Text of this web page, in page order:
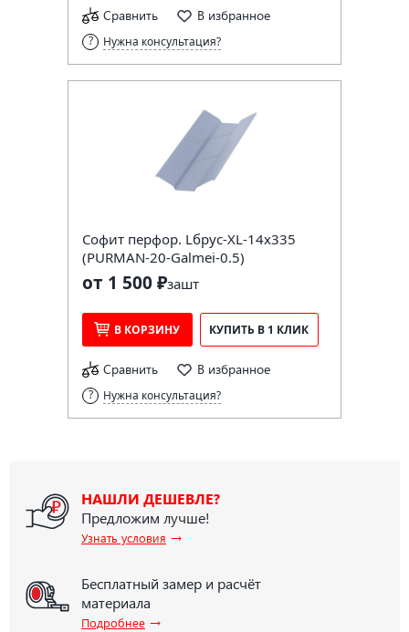
Сравнить В избранное
Нужна консультация?
Софит перфор. Lбрус-XL-14х335
(PURMAN-20-Galmei-0.5)
от 1 500 ₽зашт
В КОРЗИНУ КУПИТЬ В 1 КЛИК
Сравнить В избранное
Нужна консультация?
НАШЛИ ДЕШЕВЛЕ?
Предложим лучше!
Узнать условия →
Бесплатный замер и расчёт
материала
Подробнее →